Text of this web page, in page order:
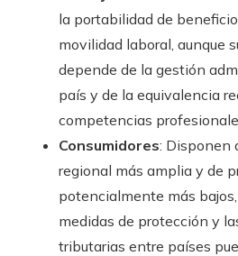
la portabilidad de
movilidad laboral, aunque
depende de la gestión
país y de la equivalencia
competencias
Consumidores: Disponen
regional más amplia y de
potencialmente más
medidas de protección y
tributarias entre países